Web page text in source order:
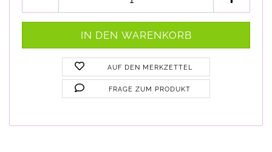
AUF DEN MERKZETTEL
FRAGE ZUM PRODUKT